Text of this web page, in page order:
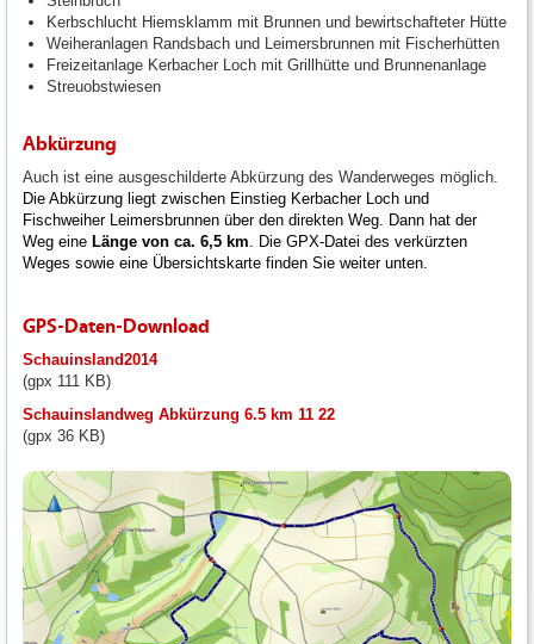
Kerbschlucht Hiemsklamm mit Brunnen und bewirtschafteter Hütte
Weiheranlagen Randsbach und Leimersbrunnen mit Fischerhütten
Freizeitanlage Kerbacher Loch mit Grillhütte und Brunnenanlage
Streuobstwiesen
Abkürzung
Auch ist eine ausgeschilderte Abkürzung des Wanderweges möglich.
Die Abkürzung liegt zwischen Einstieg Kerbacher Loch und
Fischweiher Leimersbrunnen über den direkten Weg. Dann hat der
Weg eine Länge von ca. 6,5 km . Die GPX-Datei des verkürzten
Weges sowie eine Übersichtskarte finden Sie weiter unten.
GPS-Daten-Download
Schauinsland2014
(gpx 111 KB)
Schauinslandweg Abkürzung 6.5 km 11 22
(gpx 36 KB)